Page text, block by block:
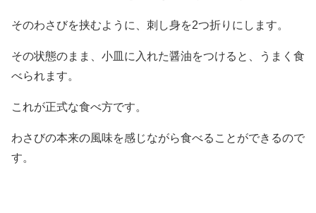
そのわさびを挟むように、刺し身を2つ折りにします。
その状態のまま、小皿に入れた醤油をつけると、うまく食
べられます。
これが正式な食べ方です。
わさびの本来の風味を感じながら食べることができるので
す。